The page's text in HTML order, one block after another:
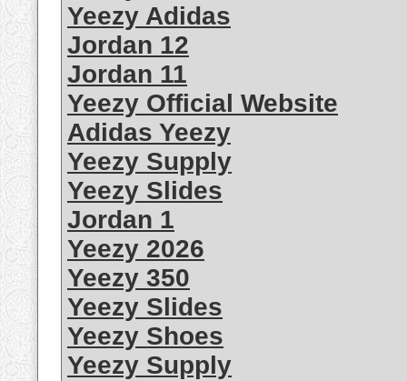
Yeezy Adidas
Jordan 12
Jordan 11
Yeezy Official Website
Adidas Yeezy
Yeezy Supply
Yeezy Slides
Jordan 1
Yeezy 2026
Yeezy 350
Yeezy Slides
Yeezy Shoes
Yeezy Supply